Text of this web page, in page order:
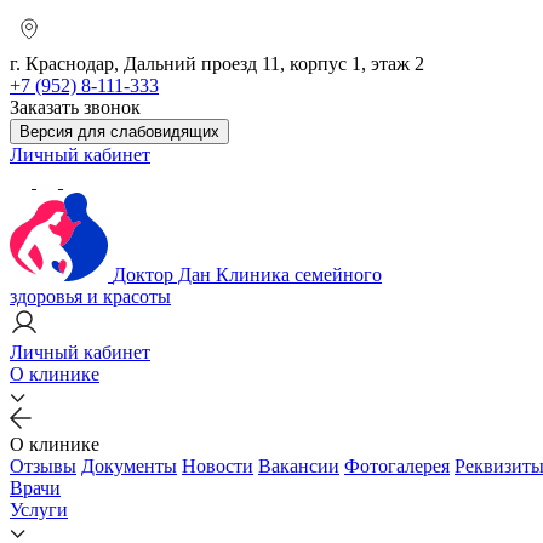
г. Краснодар, Дальний проезд 11, корпус 1, этаж 2
+7 (952) 8-111-333
Заказать звонок
Версия для слабовидящих
Личный кабинет
Доктор Дан Клиника семейного
здоровья и красоты
Личный кабинет
О клинике
О клинике
Отзывы Документы Новости Вакансии Фотогалерея Реквизиты
Врачи
Услуги